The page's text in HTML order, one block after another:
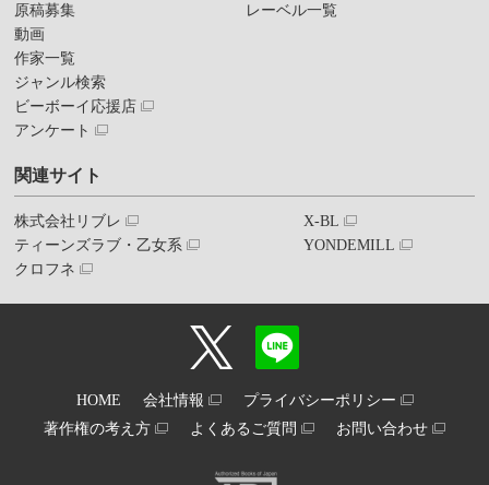
原稿募集
動画
作家一覧
ジャンル検索
ビーボーイ応援店
アンケート
レーベル一覧
関連サイト
株式会社リブレ
ティーンズラブ・乙女系
クロフネ
X-BL
YONDEMILL
HOME 会社情報
プライバシーポリシー
著作権の考え方
よくあるご質問 お問い合わせ